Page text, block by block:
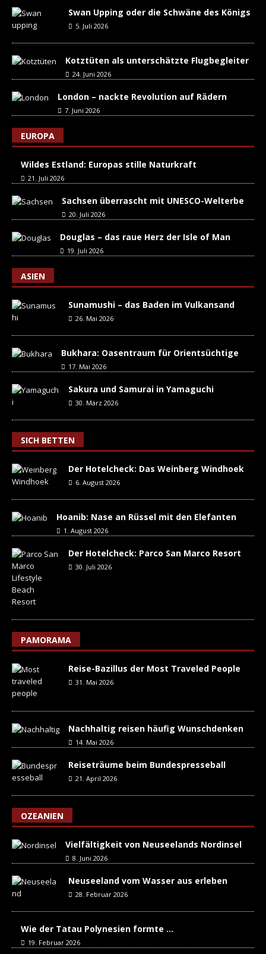
Swan Upping oder die Schwäne des Königs
5. Juli 2026
Kotztüten als unterschätzte Flugbegleiter
24. Juni 2026
London – nackte Revolution auf Rädern
7. Juni 2026
EUROPA
Wildes Estland: Europas stille Naturkraft
21. Juli 2026
Sachsen überrascht mit UNESCO-Welterbe
20. Juli 2026
Douglas – das raue Herz der Isle of Man
19. Juli 2026
ASIEN
Sunamushi – das Baden im Vulkansand
26. Mai 2026
Bukhara: Oasentraum für Orientsüchtige
17. Mai 2026
Sakura und Samurai in Yamaguchi
30. März 2026
SICH BETTEN
Der Hotelcheck: Das Weinberg Windhoek
6. August 2026
Hoanib: Nase an Rüssel mit den Elefanten
1. August 2026
Der Hotelcheck: Parco San Marco Resort
30. Juli 2026
PAMORAMA
Reise-Bazillus der Most Traveled People
31. Mai 2026
Nachhaltig reisen häufig Wunschdenken
14. Mai 2026
Reiseträume beim Bundespresseball
21. April 2026
OZEANIEN
Vielfältigkeit von Neuseelands Nordinsel
8. Juni 2026
Neuseeland vom Wasser aus erleben
28. Februar 2026
Wie der Tatau Polynesien formte …
19. Februar 2026